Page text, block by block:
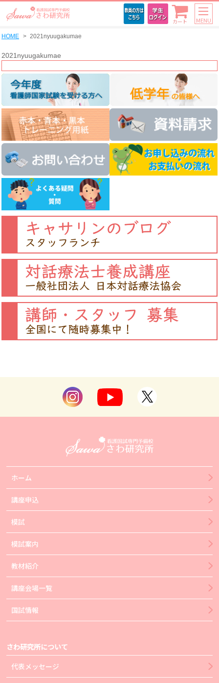
カート MENU
HOME 2021nyuugakumae
2021nyuugakumae
ホーム
講座申込
模試
模試案内
教材紹介
講座会場一覧
国試情報
さわ研究所について
代表メッセージ